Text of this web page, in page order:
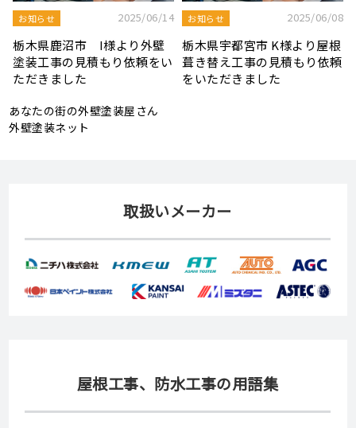
モルタル外壁の特徴と劣化症
状、メンテナンス方法を解説
令和7年度 結婚新生活支援補
助金が実施されます！
あなたの街の外壁塗装屋さん
外壁塗装ネット
取扱いメーカー
屋根工事、防水工事の用語集